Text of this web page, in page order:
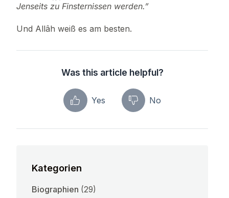
Jenseits zu Finsternissen werden.”
Und Allâh weiß es am besten.
Was this article helpful?
Yes No
Kategorien
Biographien (29)